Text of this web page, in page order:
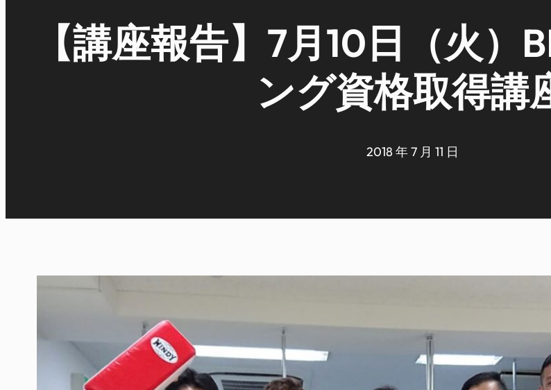
【講座報告】7月10日（火）
ング資格取得講
2018 年 7 月 11 日